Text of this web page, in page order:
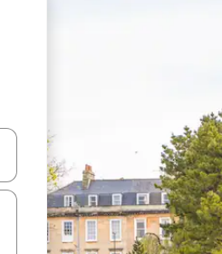
les flèches vers le haut et